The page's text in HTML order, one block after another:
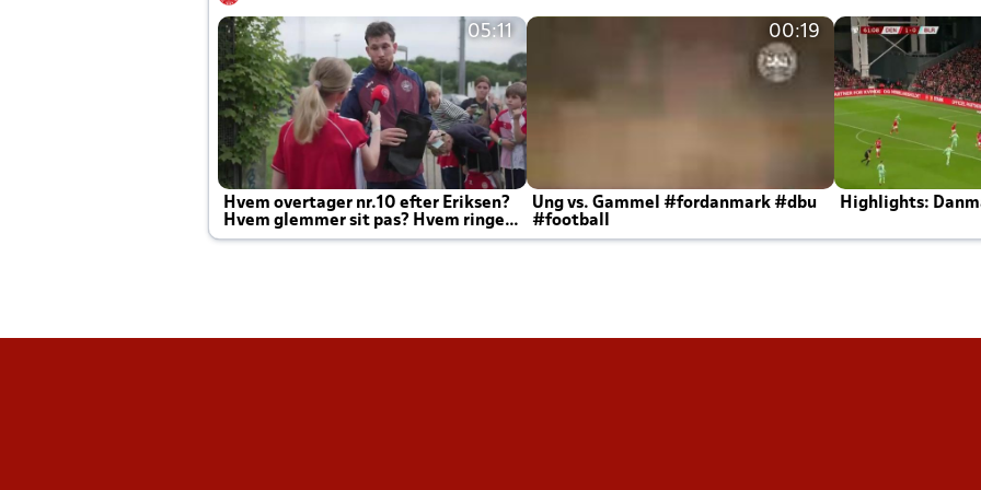
05:11
Hvem overtager nr.10 efter Eriksen?
Hvem glemmer sit pas? Hvem ringer
Joachim altid til efter kampe?
00:19
Ung vs. Gammel #fordanmark #dbu
#football
Highlights: